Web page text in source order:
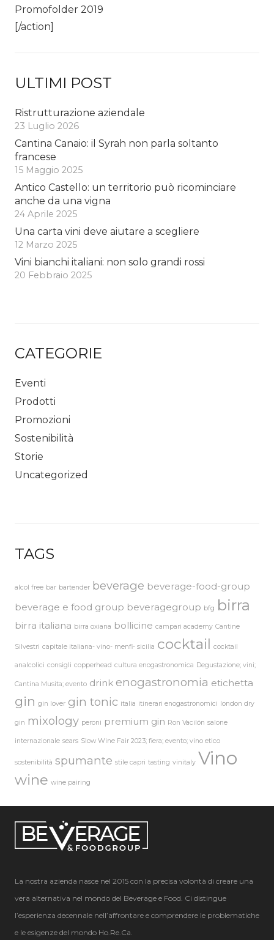
Promofolder 2019
[/action]
ULTIMI POST
Ristrutturazione aziendale
23 Luglio 2026
Cantina Canaio: il Syrah non parla soltanto
francese
15 Maggio 2025
Antico Castello: un territorio può ricominciare
anche da una vigna
24 Aprile 2025
Una carta vini deve aiutare a scegliere
12 Marzo 2025
Vini bianchi italiani: non solo grandi rossi
20 Febbraio 2025
CATEGORIE
Eventi
Prodotti
Promozioni
Sostenibilità
Storie
Uncategorized
TAGS
alcol free bar bartender beverage beverage-food-group
beverage e food group beveragegroup bfg birra
birra italiana birra oxiana bollicine campari academy Cantine
Silvestri capitale italiana- vino- menfi- sicilia cocktail cocktail
analcolici consigli copperhead cultura enogastronomica Degustazione; vini;
Cantina Musita; evento drink enogastronomia etichetta
gin gin lover gin tonic italia itinerari enogastronomici london dry
gin mixology peroni premium gin Ron Vacilón salone
internazionale sears Slow Wine Fair 2023; fiera; evento; vino etico
sostenibilità spumante stile capri tasting vinitaly Vino
wine wine pairing
La nostra azienda nasce nel 2015 con la precisa volontà di creare una
vera alternativa nel mondo del Beverage e Food. Ci distingue
l’esperienza decennale nell’affrontare e comprendere le problematiche
e le esigenze del mondo Ho.Re.Ca.